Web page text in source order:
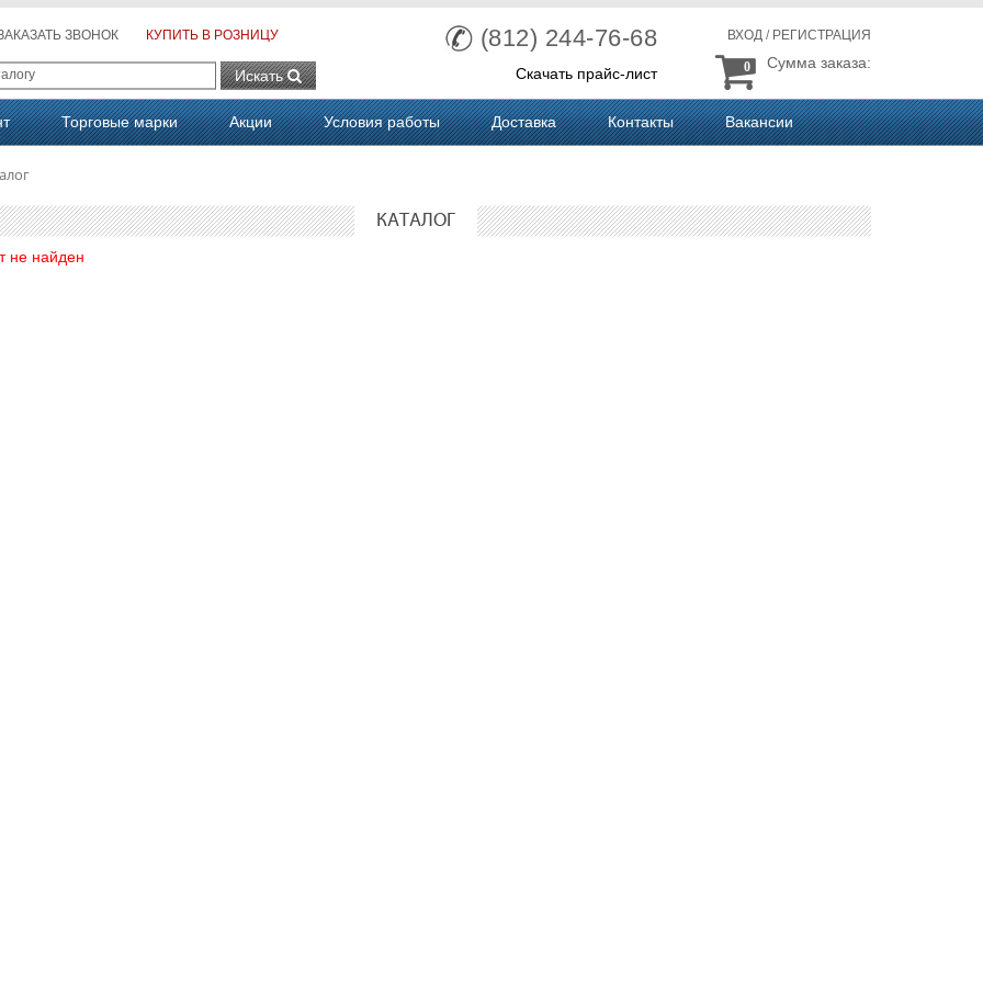
ЗВОНОК КУПИТЬ В РОЗНИЦУ
Искать
(812) 244-76-68
Скачать прайс-лист
ВХОД / РЕГИСТРАЦИЯ
Сумма заказа:
0
Торговые марки Акции Условия работы Доставка Контакты Вакансии
КАТАЛОГ
не найден